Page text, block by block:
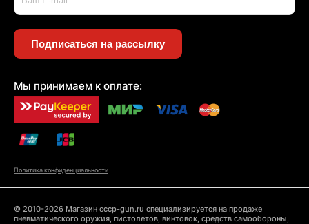
Подписаться на рассылку
Мы принимаем к оплате:
Политика конфиденциальности
© 2010-2026 Магазин cccp-gun.ru специализируется на продаже
пневматического оружия, пистолетов, винтовок, средств самообороны,